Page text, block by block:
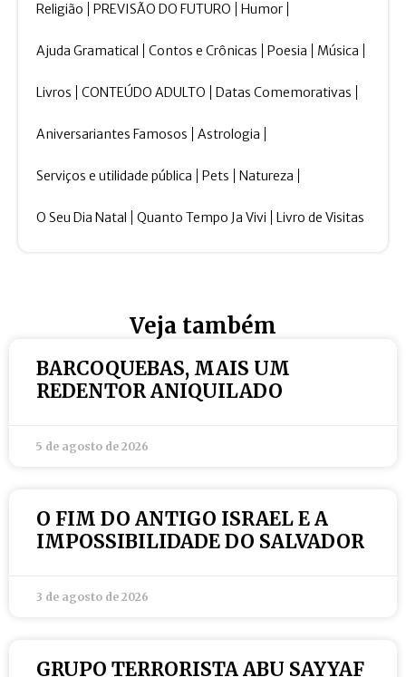
Religião PREVISÃO DO FUTURO Humor
Ajuda Gramatical Contos e Crônicas Poesia Música
Livros CONTEÚDO ADULTO Datas Comemorativas
Aniversariantes Famosos Astrologia
Serviços e utilidade pública Pets Natureza
O Seu Dia Natal Quanto Tempo Ja Vivi Livro de Visitas
Veja também
BARCOQUEBAS, MAIS UM
REDENTOR ANIQUILADO
5 de agosto de 2026
O FIM DO ANTIGO ISRAEL E A
IMPOSSIBILIDADE DO SALVADOR
3 de agosto de 2026
GRUPO TERRORISTA ABU SAYYAF